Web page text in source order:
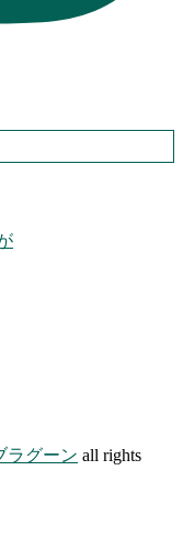
ラグーン all rights